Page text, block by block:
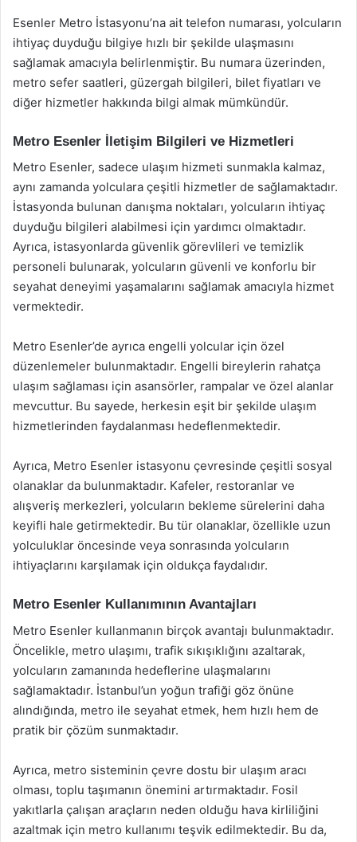
Esenler Metro İstasyonu’na ait telefon numarası, yolcuların
ihtiyaç duyduğu bilgiye hızlı bir şekilde ulaşmasını
sağlamak amacıyla belirlenmiştir. Bu numara üzerinden,
metro sefer saatleri, güzergah bilgileri, bilet fiyatları ve
diğer hizmetler hakkında bilgi almak mümkündür.
Metro Esenler İletişim Bilgileri ve Hizmetleri
Metro Esenler, sadece ulaşım hizmeti sunmakla kalmaz,
aynı zamanda yolculara çeşitli hizmetler de sağlamaktadır.
İstasyonda bulunan danışma noktaları, yolcuların ihtiyaç
duyduğu bilgileri alabilmesi için yardımcı olmaktadır.
Ayrıca, istasyonlarda güvenlik görevlileri ve temizlik
personeli bulunarak, yolcuların güvenli ve konforlu bir
seyahat deneyimi yaşamalarını sağlamak amacıyla hizmet
vermektedir.
Metro Esenler’de ayrıca engelli yolcular için özel
düzenlemeler bulunmaktadır. Engelli bireylerin rahatça
ulaşım sağlaması için asansörler, rampalar ve özel alanlar
mevcuttur. Bu sayede, herkesin eşit bir şekilde ulaşım
hizmetlerinden faydalanması hedeflenmektedir.
Ayrıca, Metro Esenler istasyonu çevresinde çeşitli sosyal
olanaklar da bulunmaktadır. Kafeler, restoranlar ve
alışveriş merkezleri, yolcuların bekleme sürelerini daha
keyifli hale getirmektedir. Bu tür olanaklar, özellikle uzun
yolculuklar öncesinde veya sonrasında yolcuların
ihtiyaçlarını karşılamak için oldukça faydalıdır.
Metro Esenler Kullanımının Avantajları
Metro Esenler kullanmanın birçok avantajı bulunmaktadır.
Öncelikle, metro ulaşımı, trafik sıkışıklığını azaltarak,
yolcuların zamanında hedeflerine ulaşmalarını
sağlamaktadır. İstanbul’un yoğun trafiği göz önüne
alındığında, metro ile seyahat etmek, hem hızlı hem de
pratik bir çözüm sunmaktadır.
Ayrıca, metro sisteminin çevre dostu bir ulaşım aracı
olması, toplu taşımanın önemini artırmaktadır. Fosil
yakıtlarla çalışan araçların neden olduğu hava kirliliğini
azaltmak için metro kullanımı teşvik edilmektedir. Bu da,